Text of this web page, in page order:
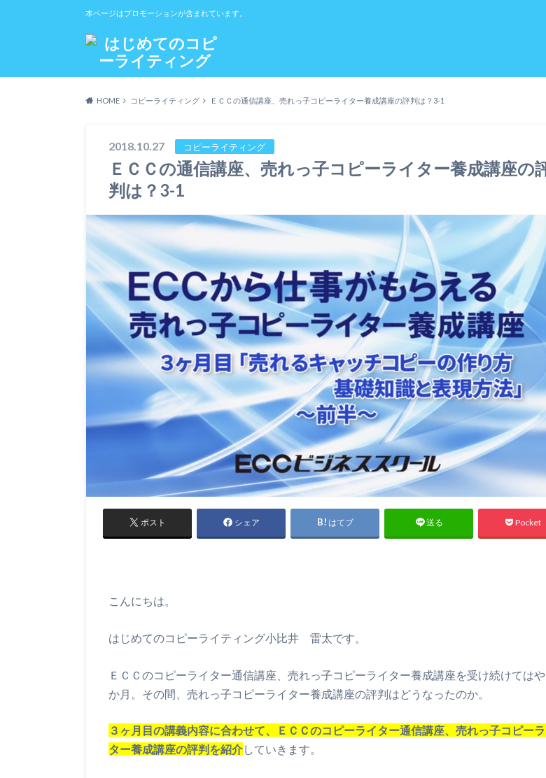
本ページはプロモーションが含まれています。
HOME コピーライティング ＥＣＣの通信講座、売れっ子コピーライター養成講座の評判は？3-1
2018.10.27 コピーライティング
ＥＣＣの通信講座、売れっ子コピーライター養成講座の
判は？3-1
ポスト シェア はてブ 送る Pocket
こんにちは。
はじめてのコピーライティング小比井 雷太です。
ＥＣＣのコピーライター通信講座、売れっ子コピーライター養成講座を受け続けてはや
か月。その間、売れっ子コピーライター養成講座の評判はどうなったのか。
３ヶ月目の講義内容に合わせて、ＥＣＣのコピーライター通信講座、売れっ子コピー
ター養成講座の評判を紹介していきます。